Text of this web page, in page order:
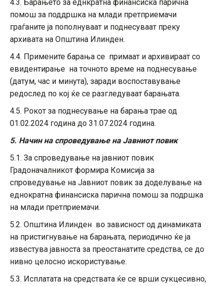
4.3. Барањето за еднкратна финансиска парична
помош за поддршка на млади претприемачи
граѓаните ја пополнуваат и поднесуваат преку
архивата на Општина Илинден.
4.4. Примените барања се примаат и архивираат со
евидентирање на точното време на поднесување
(датум, час и минута), заради воспоставување
редослед по кој ќе се разгледуваат барањата.
4.5. Рокот за поднесување на барања трае од
01.02.2024 година до 31.07.2024 година.
5. Начин на спроведување на Јавниот повик
5.1. За спроведување на јавниот повик
Градоначалникот формира Комисија за
спроведување на Јавниот повик за доделување на
еднократна финансиска парична помош за подршка
на млади претприемачи.
5.2. Општина Илинден во зависност од динамиката
на пристигнување на барањата, периодично ќе ја
известува јавноста за преостанатите средства, се до
нивно целосно искористување.
5.3. Исплатата на средствата ќе се врши сукцесивно,